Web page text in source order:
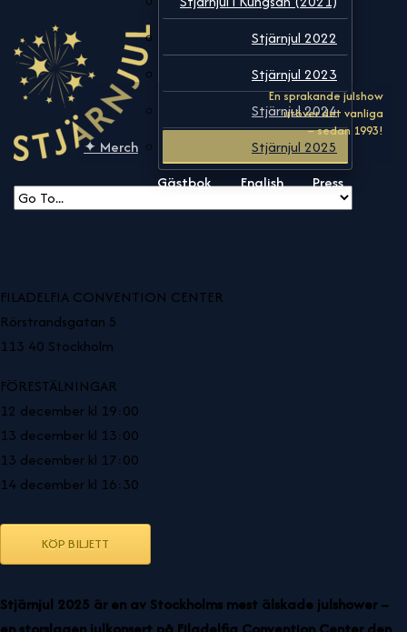
✦ Merch
Stjärnjul 2022
Stjärnjul 2023
Stjärnjul 2024
Stjärnjul 2025
Gästbok
English Press
FILADELFIA CONVENTION CENTER
Rörstrandsgatan 5
113 40 Stockholm
FÖRESTÄLNINGAR
12 december kl 19:00
13 december kl 13:00
13 december kl 17:00
14 december kl 16:30
KÖP BILJETT
Stjärnjul 2025 är en av Stockholms mest älskade julshower –
En sprakande julshow utöver det vanliga – sedan 1993!